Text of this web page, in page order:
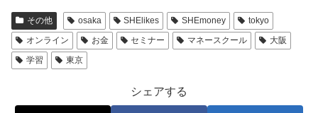
その他 osaka SHElikes SHEmoney
tokyo
オンライン
お金 セミナー マネースクール
大阪
学習
東京
シェアする